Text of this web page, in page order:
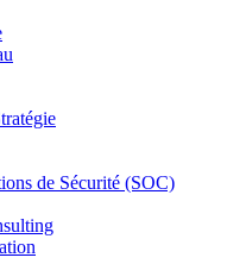
de Sécurité (SOC)